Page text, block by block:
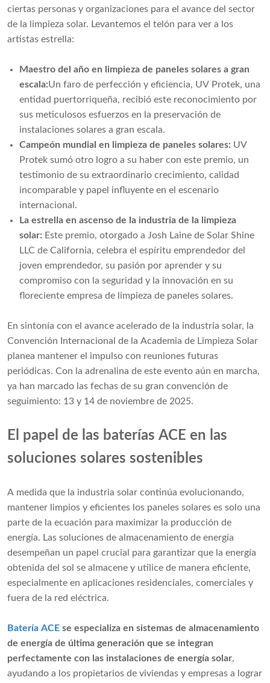
ciertas personas y organizaciones para el avance del sector
de la limpieza solar. Levantemos el telón para ver a los
artistas estrella:
Maestro del año en limpieza de paneles solares a gran
escala:Un faro de perfección y eficiencia, UV Protek, una
entidad puertorriqueña, recibió este reconocimiento por
sus meticulosos esfuerzos en la preservación de
instalaciones solares a gran escala.
Campeón mundial en limpieza de paneles solares: UV
Protek sumó otro logro a su haber con este premio, un
testimonio de su extraordinario crecimiento, calidad
incomparable y papel influyente en el escenario
internacional.
La estrella en ascenso de la industria de la limpieza
solar: Este premio, otorgado a Josh Laine de Solar Shine
LLC de California, celebra el espíritu emprendedor del
joven emprendedor, su pasión por aprender y su
compromiso con la seguridad y la innovación en su
floreciente empresa de limpieza de paneles solares.
En sintonía con el avance acelerado de la industria solar, la
Convención Internacional de la Academia de Limpieza Solar
planea mantener el impulso con reuniones futuras
periódicas. Con la adrenalina de este evento aún en marcha,
ya han marcado las fechas de su gran convención de
seguimiento: 13 y 14 de noviembre de 2025.
El papel de las baterías ACE en las
soluciones solares sostenibles
A medida que la industria solar continúa evolucionando,
mantener limpios y eficientes los paneles solares es solo una
parte de la ecuación para maximizar la producción de
energía. Las soluciones de almacenamiento de energía
desempeñan un papel crucial para garantizar que la energía
obtenida del sol se almacene y utilice de manera eficiente,
especialmente en aplicaciones residenciales, comerciales y
fuera de la red eléctrica.
Batería ACE se especializa en sistemas de almacenamiento
de energía de última generación que se integran
perfectamente con las instalaciones de energía solar,
ayudando a los propietarios de viviendas y empresas a lograr